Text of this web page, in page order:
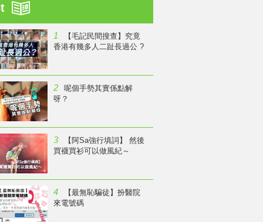
1
【毛記民間搜查】究竟
香港有幾多人二趾長過公 ?
2
呢個手勢其實係點解
呀？
3
【阿Sa強行填詞】 然後
買襪買衫可以做風紀～
4
【最無恥騙徒】扮醫院
來電號碼